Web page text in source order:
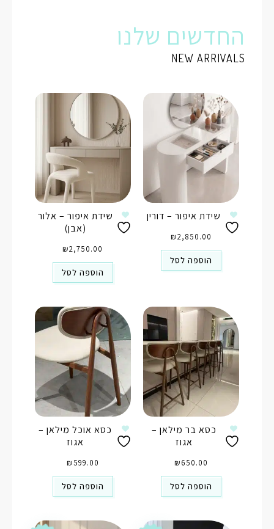
החדשים שלנו
NEW ARRIVALS
שידת איפור – אלור
(אבן)
₪2,750.00
הוספה לסל
שידת איפור – דורין
₪2,850.00
הוספה לסל
כסא אוכל מילאן –
אגוז
₪599.00
הוספה לסל
כסא בר מילאן –
אגוז
₪650.00
הוספה לסל